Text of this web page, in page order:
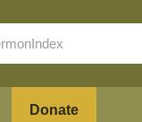
Donate